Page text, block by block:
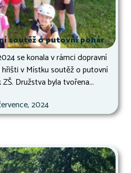
soutěž o putovní pohár
se konala v rámci dopravní
v Místku soutěž o putovní
Družstva byla tvořena...
2024